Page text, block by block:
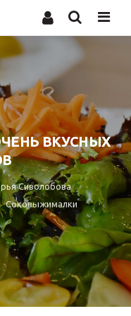
ВКУСНЫХ
Сиволобова
Соковыжималки